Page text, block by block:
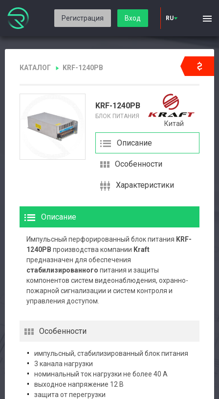
Регистрация Вход RU
КАТАЛОГ KRF-1240PB
KRF-1240PB
БЛОК ПИТАНИЯ
Китай
Описание
Особенности
Характеристики
Описание
Импульсный перфорированный блок питания KRF-
1240PB производства компании Kraft
предназначен для обеспечения
стабилизированного питания и защиты
компонентов систем видеонаблюдения, охранно-
пожарной сигнализации и систем контроля и
управления доступом.
Особенности
импульсный, стабилизированный блок питания
3 канала нагрузки
номинальный ток нагрузки не более 40 А
выходное напряжение 12 В
защита от перегрузки